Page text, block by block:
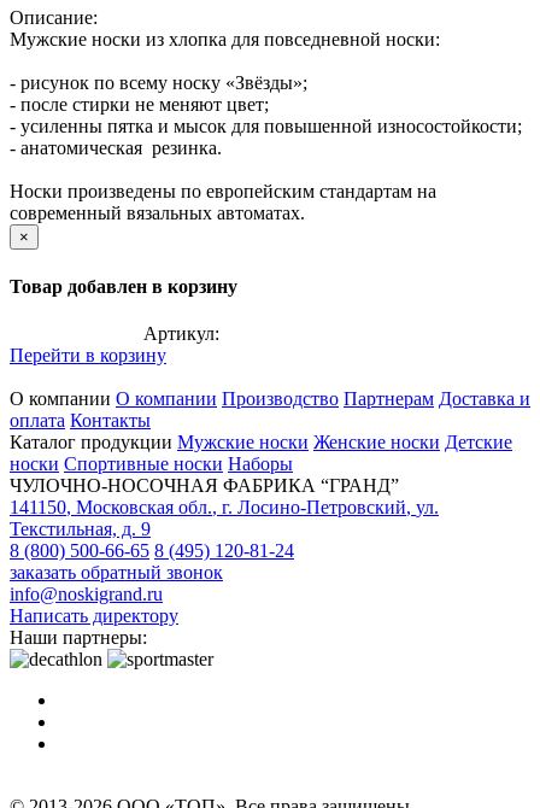
Описание:
Мужские носки из хлопка для повседневной носки:
- рисунок по всему носку «Звёзды»;
- после стирки не меняют цвет;
- усиленны пятка и мысок для повышенной износостойкости;
- анатомическая резинка.
Носки произведены по европейским стандартам на
современный вязальных автоматах.
×
Товар добавлен в корзину
Артикул:
Перейти в корзину
О компании О компании Производство Партнерам Доставка и
оплата Контакты
Каталог продукции Мужские носки Женские носки Детские
носки Спортивные носки Наборы
ЧУЛОЧНО-НОСОЧНАЯ ФАБРИКА “ГРАНД”
141150, Московская обл., г. Лосино-Петровский, ул.
Текстильная, д. 9
8 (800) 500-66-65 8 (495) 120-81-24
заказать обратный звонок
info@noskigrand.ru
Написать директору
Наши партнеры: